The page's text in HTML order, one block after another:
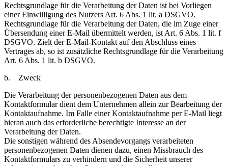
Rechtsgrundlage für die Verarbeitung der Daten ist bei Vorliegen
einer Einwilligung des Nutzers Art. 6 Abs. 1 lit. a DSGVO.
Rechtsgrundlage für die Verarbeitung der Daten, die im Zuge einer
Übersendung einer E-Mail übermittelt werden, ist Art. 6 Abs. 1 lit. f
DSGVO. Zielt der E-Mail-Kontakt auf den Abschluss eines
Vertrages ab, so ist zusätzliche Rechtsgrundlage für die Verarbeitung
Art. 6 Abs. 1 lit. b DSGVO.
b. Zweck
Die Verarbeitung der personenbezogenen Daten aus dem
Kontaktformular dient dem Unternehmen allein zur Bearbeitung der
Kontaktaufnahme. Im Falle einer Kontaktaufnahme per E-Mail liegt
hieran auch das erforderliche berechtigte Interesse an der
Verarbeitung der Daten.
Die sonstigen während des Absendevorgangs verarbeiteten
personenbezogenen Daten dienen dazu, einen Missbrauch des
Kontaktformulars zu verhindern und die Sicherheit unserer